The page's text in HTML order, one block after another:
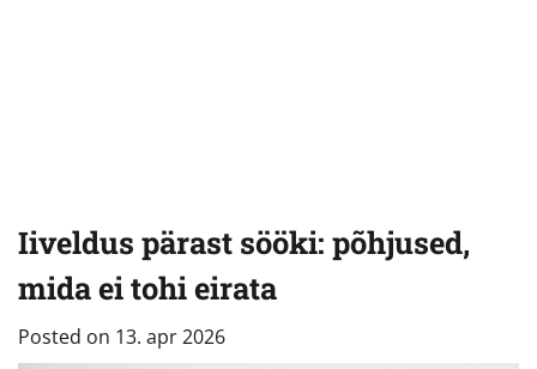
Iiveldus pärast sööki: põhjused,
mida ei tohi eirata
Posted on 13. apr 2026